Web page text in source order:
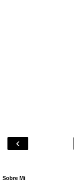
‹
Sobre Mi